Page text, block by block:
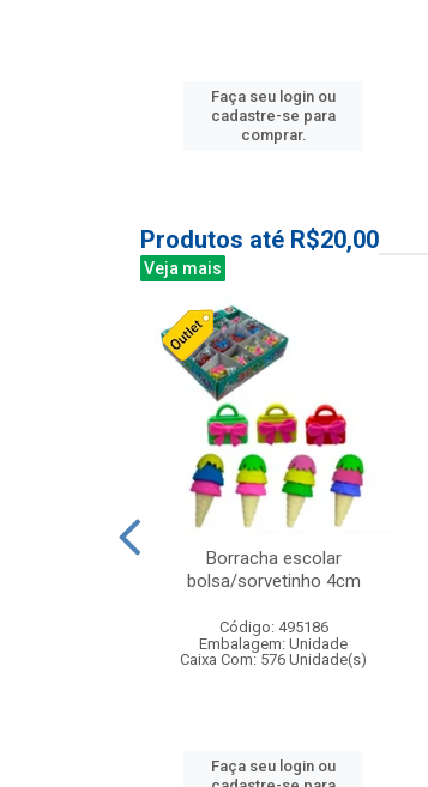
Faça seu login ou
cadastre-se para
comprar.
Produtos até R$20,00
Veja mais
Borracha escolar
bolsa/sorvetinho 4cm
Código: 495186
Embalagem: Unidade
Caixa Com: 576 Unidade(s)
Faça seu login ou